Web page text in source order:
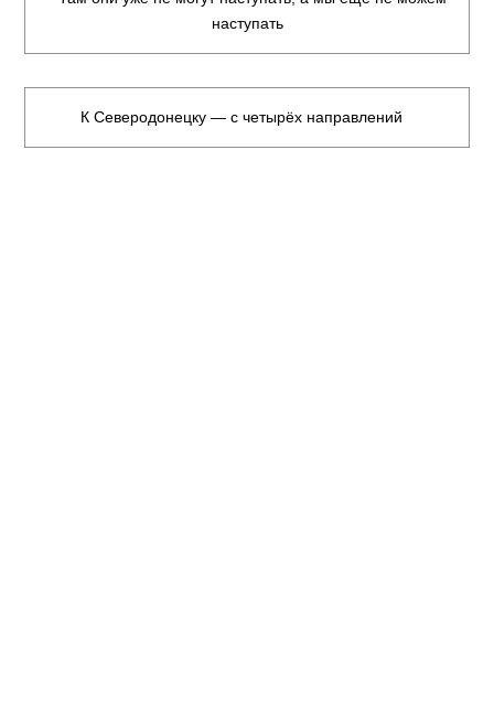
наступать
К Северодонецку — с четырёх направлений